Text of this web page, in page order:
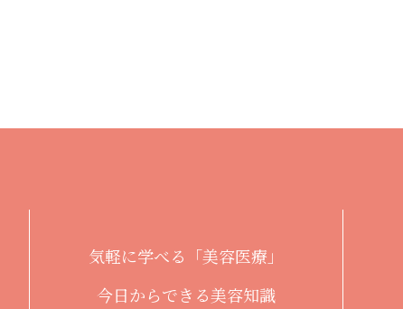
気軽に学べる「美容医療」
今日からできる美容知識